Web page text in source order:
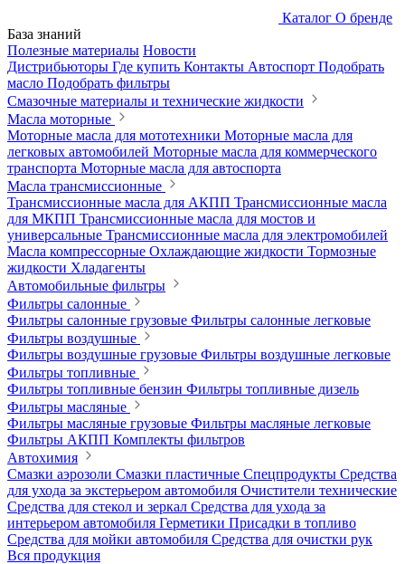
Каталог О бренде
База знаний
Полезные материалы Новости
Дистрибьюторы Где купить Контакты Автоспорт Подобрать
масло Подобрать фильтры
Смазочные материалы и технические жидкости
Масла моторные
Моторные масла для мототехники Моторные масла для
легковых автомобилей Моторные масла для коммерческого
транспорта Моторные масла для автоспорта
Масла трансмиссионные
Трансмиссионные масла для АКПП Трансмиссионные масла
для МКПП Трансмиссионные масла для мостов и
универсальные Трансмиссионные масла для электромобилей
Масла компрессорные Охлаждающие жидкости Тормозные
жидкости Хладагенты
Автомобильные фильтры
Фильтры салонные
Фильтры салонные грузовые Фильтры салонные легковые
Фильтры воздушные
Фильтры воздушные грузовые Фильтры воздушные легковые
Фильтры топливные
Фильтры топливные бензин Фильтры топливные дизель
Фильтры масляные
Фильтры масляные грузовые Фильтры масляные легковые
Фильтры АКПП Комплекты фильтров
Автохимия
Смазки аэрозоли Смазки пластичные Спецпродукты Средства
для ухода за экстерьером автомобиля Очистители технические
Средства для стекол и зеркал Средства для ухода за
интерьером автомобиля Герметики Присадки в топливо
Средства для мойки автомобиля Средства для очистки рук
Вся продукция